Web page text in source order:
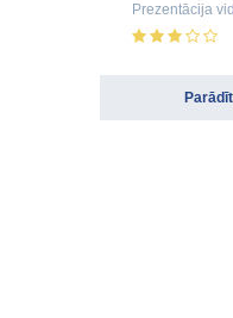
Prezentācija